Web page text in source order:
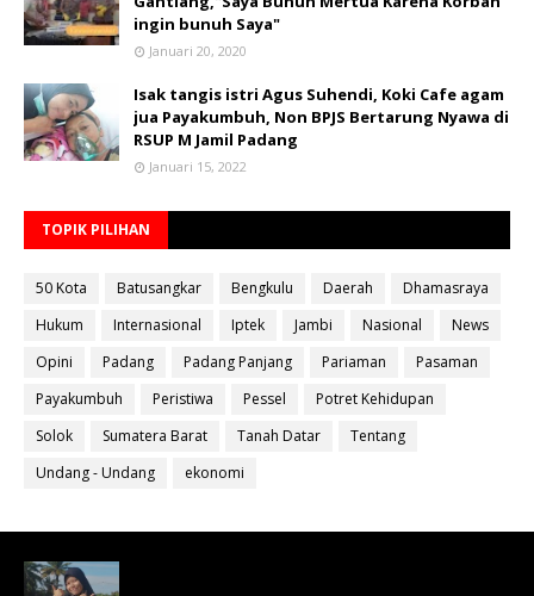
ingin bunuh Saya"
Januari 20, 2020
Isak tangis istri Agus Suhendi, Koki Cafe agam
jua Payakumbuh, Non BPJS Bertarung Nyawa di
RSUP M Jamil Padang
Januari 15, 2022
TOPIK PILIHAN
50 Kota Batusangkar Bengkulu Daerah
Dhamasraya
Hukum
Internasional Iptek Jambi Nasional
News
Opini
Padang Padang Panjang Pariaman
Pasaman
Payakumbuh
Peristiwa Pessel
Potret Kehidupan
Solok
Sumatera Barat Tanah Datar
Tentang
Undang - Undang
ekonomi